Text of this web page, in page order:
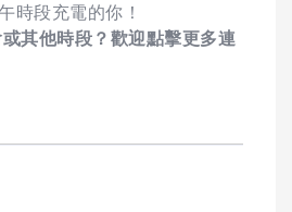
時段充電的你！
其他時段？歡迎點擊更多連